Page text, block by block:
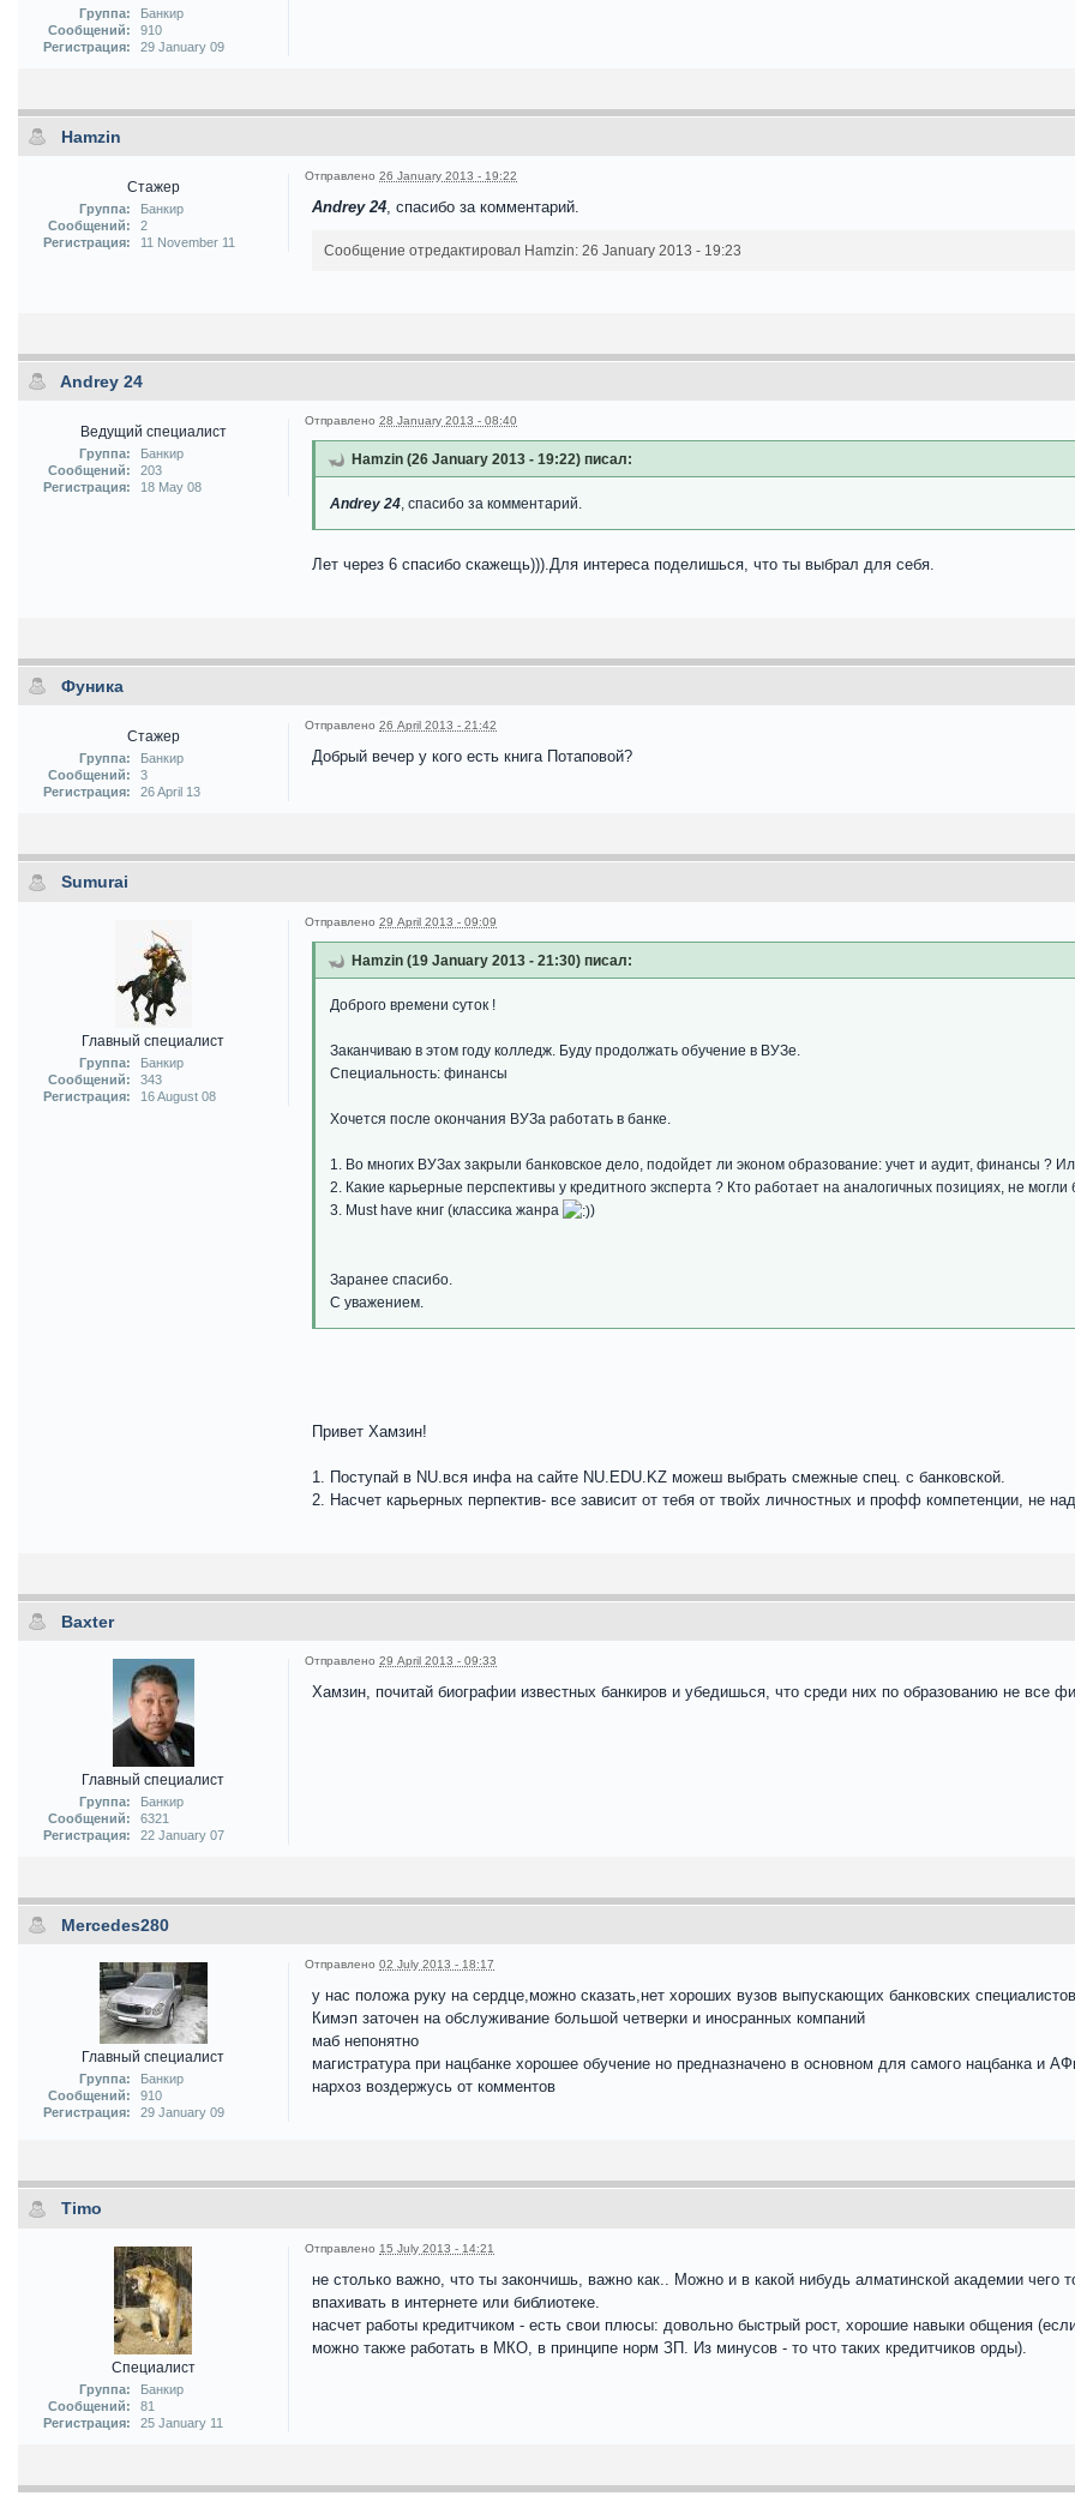
Группа:
Банкир
Сообщений:
910
Регистрация:
29 January 09
Hamzin
Стажер
Группа:
Банкир
Сообщений:
2
Регистрация:
11 November 11
Отправлено 26 January 2013 - 19:22
Andrey 24 , спасибо за комментарий.
Сообщение отредактировал Hamzin: 26 January 2013 - 19:23
Andrey 24
Ведущий специалист
Группа:
Банкир
Сообщений:
203
Регистрация:
18 May 08
Отправлено 28 January 2013 - 08:40
Hamzin (26 January 2013 - 19:22) писал:
Andrey 24 , спасибо за комментарий.
Лет через 6 спасибо скажещь))).Для интереса поделишься, что ты выбрал для себя.
Фуника
Стажер
Группа:
Банкир
Сообщений:
3
Регистрация:
26 April 13
Отправлено 26 April 2013 - 21:42
Добрый вечер у кого есть книга Потаповой?
Sumurai
Главный специалист
Группа:
Банкир
Сообщений:
343
Регистрация:
16 August 08
Отправлено 29 April 2013 - 09:09
Hamzin (19 January 2013 - 21:30) писал:
Доброго времени суток !
Заканчиваю в этом году колледж. Буду продолжать обучение в ВУЗе.
Специальность: финансы
Хочется после окончания ВУЗа работать в банке.
1. Во многих ВУЗах закрыли банковское дело, подойдет ли эконом образование: учет и аудит, финансы ?
2. Какие карьерные перспективы у кредитного эксперта ? Кто работает на аналогичных позициях, не
3. Must have книг (классика жанра
)
Заранее спасибо.
С уважением.
Привет Хамзин!
1. Поступай в NU.вся инфа на сайте NU.EDU.KZ можеш выбрать смежные спец. с банковской.
2. Насчет карьерных перпектив- все зависит от тебя от твойх личностных и профф компетенции, не
Baxter
Главный специалист
Группа:
Банкир
Сообщений:
6321
Регистрация:
22 January 07
Отправлено 29 April 2013 - 09:33
Хамзин, почитай биографии известных банкиров и убедишься, что среди них по образованию не все
Mercedes280
Главный специалист
Группа:
Банкир
Сообщений:
910
Регистрация:
29 January 09
Отправлено 02 July 2013 - 18:17
у нас положа руку на сердце,можно сказать,нет хороших вузов выпускающих банковских специалистов
Кимэп заточен на обслуживание большой четверки и иносранных компаний
маб непонятно
магистратура при нацбанке хорошее обучение но предназначено в основном для самого нацбанка и
нархоз воздержусь от комментов
Timo
Специалист
Группа:
Банкир
Сообщений:
81
Регистрация:
25 January 11
Отправлено 15 July 2013 - 14:21
не столько важно, что ты закончишь, важно как.. Можно и в какой нибудь алматинской академии
впахивать в интернете или библиотеке.
насчет работы кредитчиком - есть свои плюсы: довольно быстрый рост, хорошие навыки общения
можно также работать в МКО, в принципе норм ЗП. Из минусов - то что таких кредитчиков орды).